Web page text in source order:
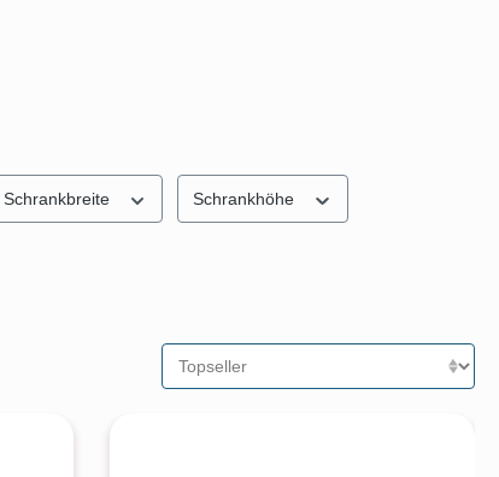
Schrankbreite Schrankhöhe